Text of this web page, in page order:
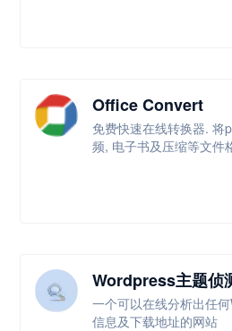
Office Convert
免费快速在线转换器. 将
频, 电子书及压缩等文件
Wordpress主题侦
一个可以在线分析出任
信息及下载地址的网站